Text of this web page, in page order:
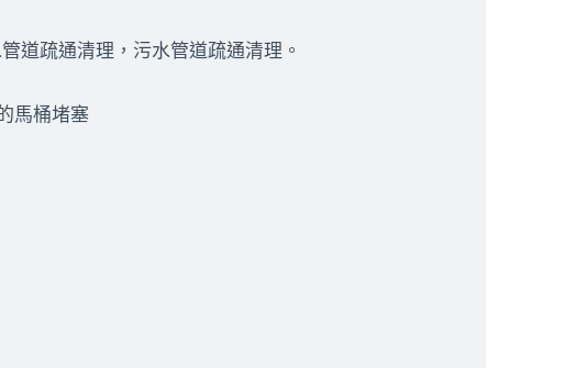
道疏通清理，污水管道疏通清理。
馬桶堵塞